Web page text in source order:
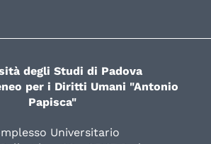
degli Studi di Padova
per i Diritti Umani "Antonio
Papisca"
Universitario